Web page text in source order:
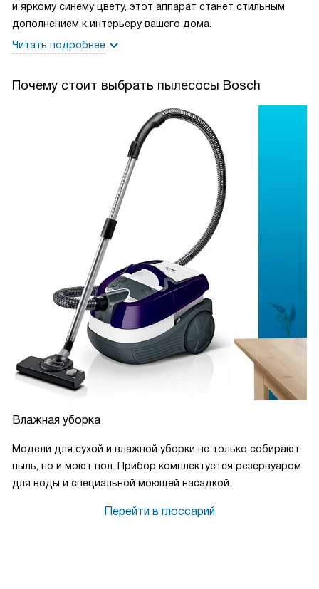
и яркому синему цвету, этот аппарат станет стильным
дополнением к интерьеру вашего дома.
Читать подробнее
Почему стоит выбрать пылесосы Bosch
Влажная уборка
Модели для сухой и влажной уборки не только собирают
пыль, но и моют пол. Прибор комплектуется резервуаром
для воды и специальной моющей насадкой.
Перейти в глоссарий